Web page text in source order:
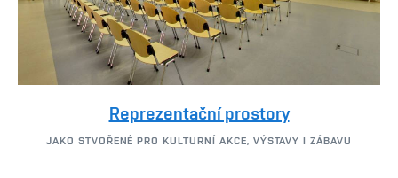
Reprezentační prostory
JAKO STVOŘENÉ PRO KULTURNÍ AKCE, VÝSTAVY I ZÁBAVU